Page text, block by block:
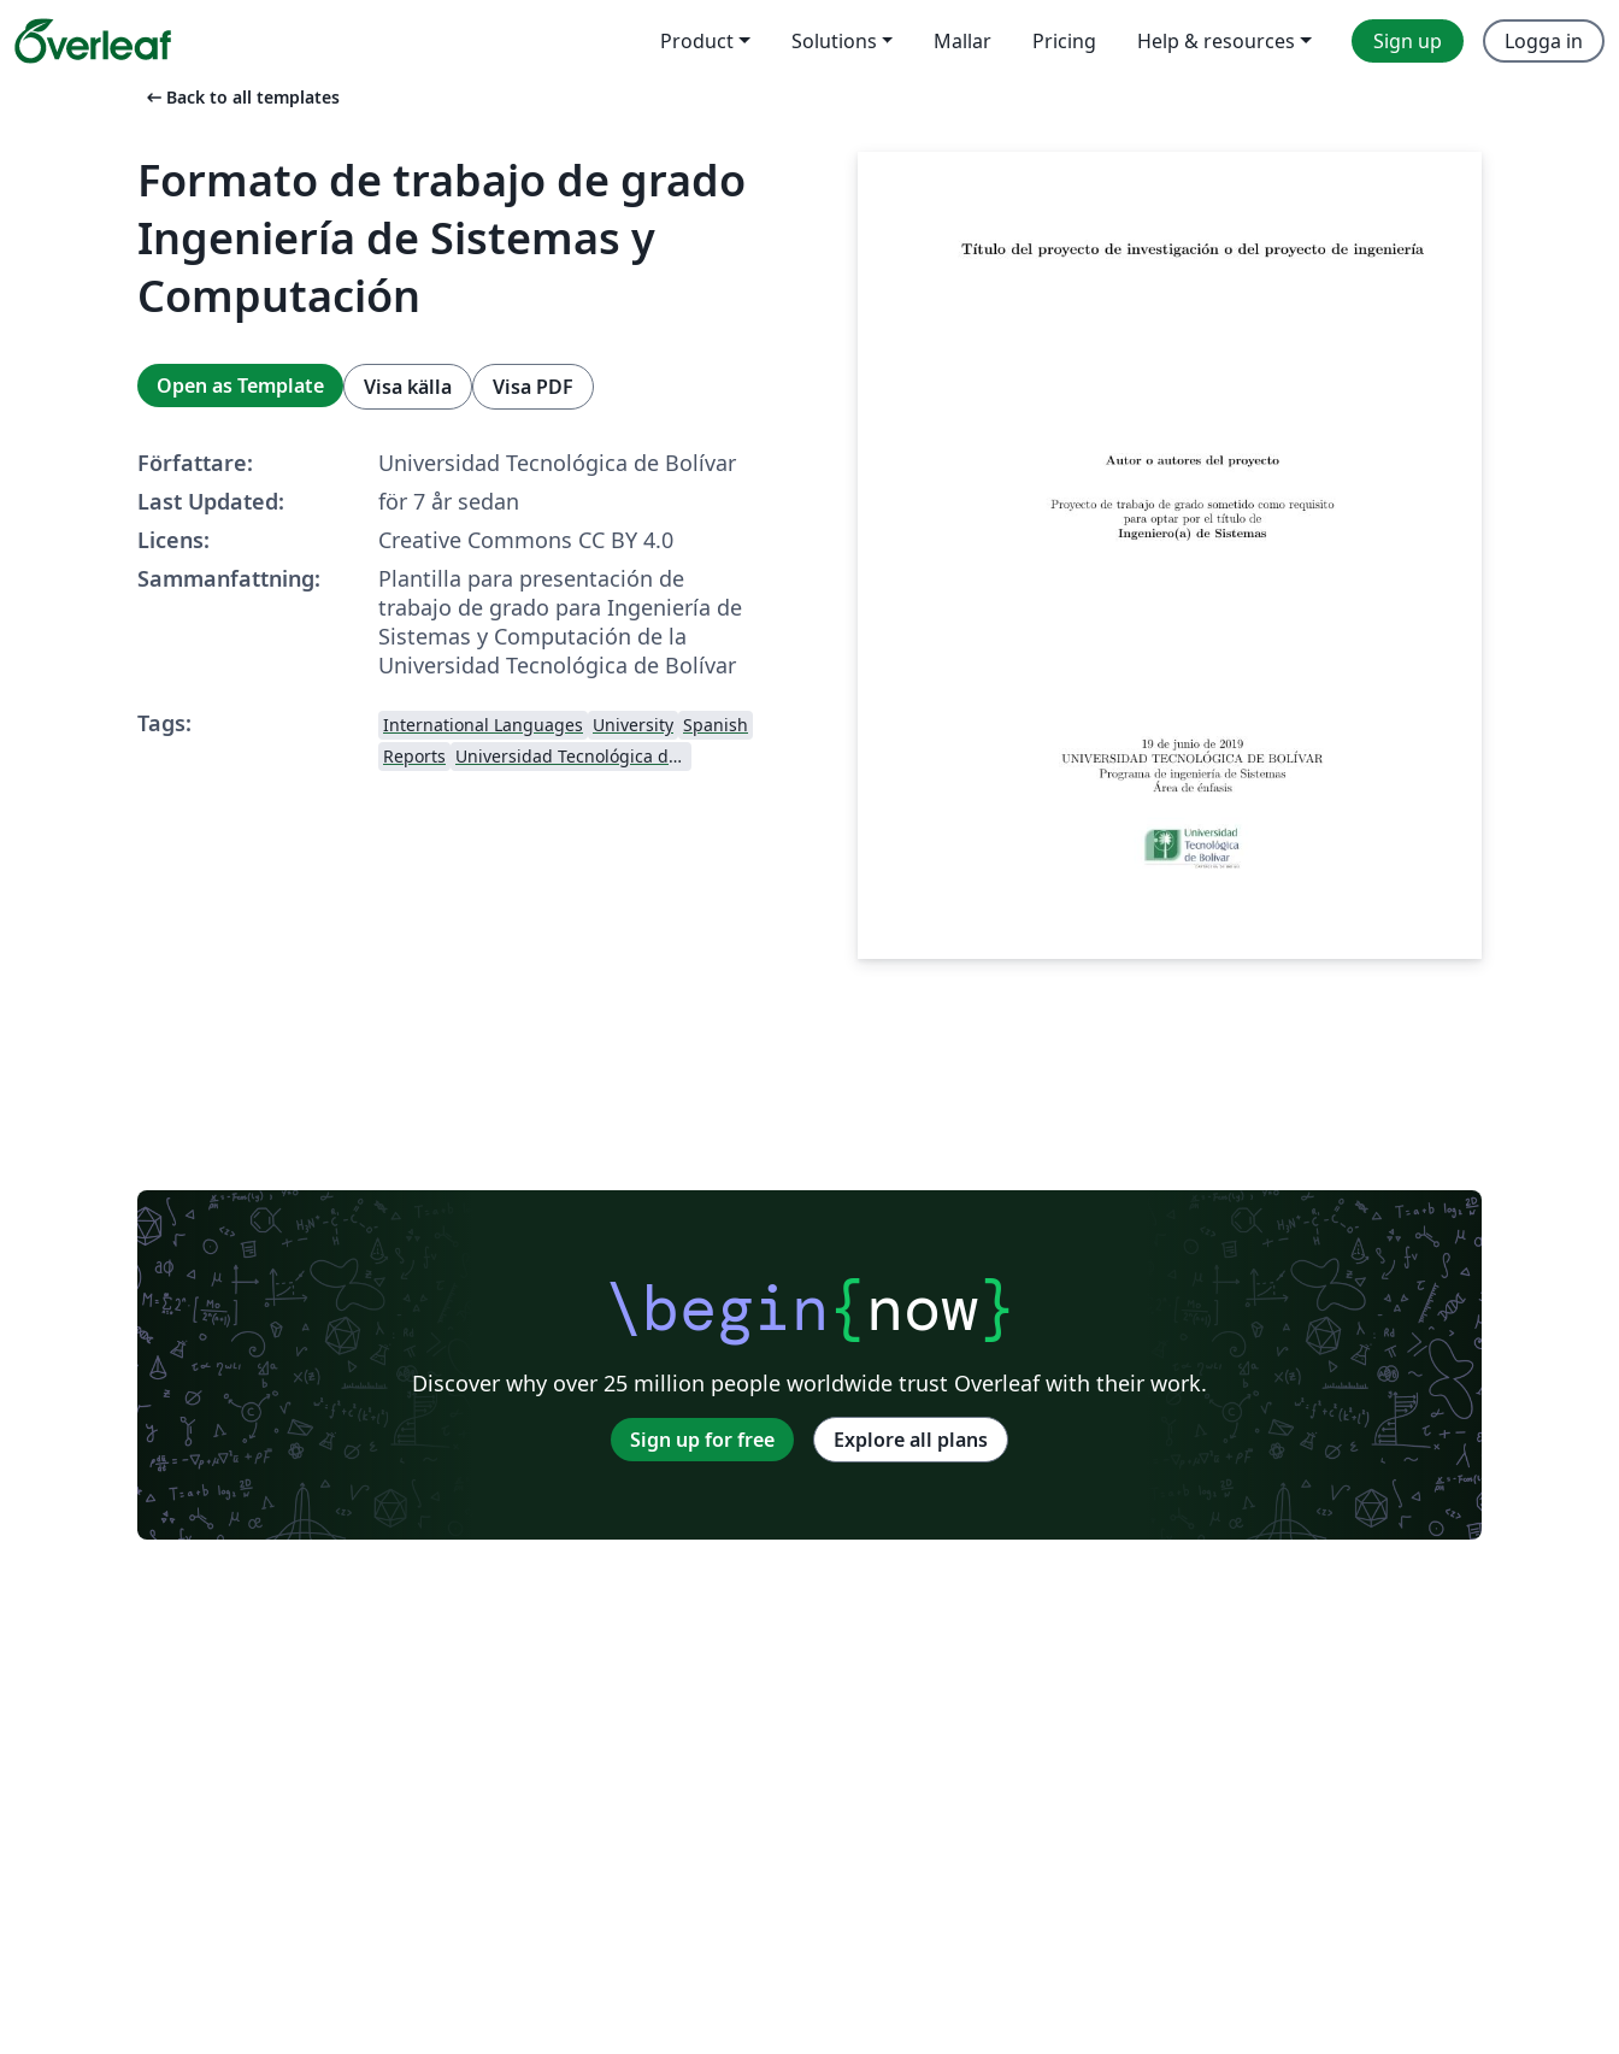
Product Solutions Mallar Pricing Help & resources Sign up Logga in
arrow_left_alt Back to all templates
Formato de trabajo de grado
Ingeniería de Sistemas y
Computación
Open as Template Visa källa Visa PDF
Författare:
Universidad Tecnológica de Bolívar
Last Updated:
för 7 år sedan
Licens:
Creative Commons CC BY 4.0
Sammanfattning:
Plantilla para presentación de
trabajo de grado para Ingeniería de
Sistemas y Computación de la
Universidad Tecnológica de Bolívar
Tags:
International Languages University Spanish
Reports
Universidad Tecnológica de Bolívar
\begin{now}
Discover why over 25 million people worldwide trust Overleaf with their work.
Sign up for free Explore all plans